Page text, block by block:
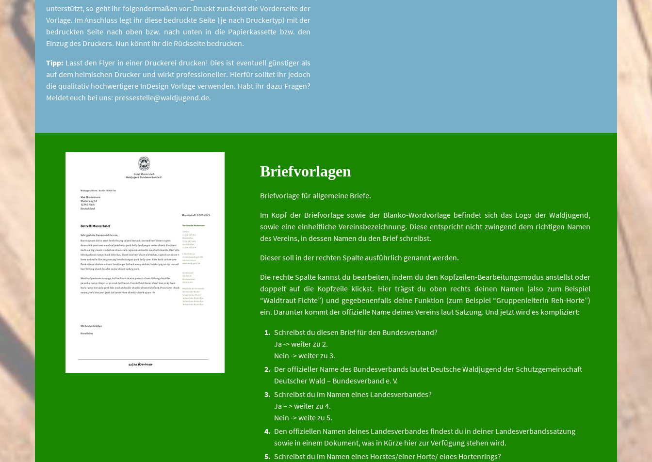
unterstützt, so geht ihr folgendermaßen vor: Druckt zunächst die Vorderseite der
Vorlage. Im Anschluss legt ihr diese bedruckte Seite (je nach Druckertyp) mit der
bedruckten Seite nach oben bzw. nach unten in die Papierkassette bzw. den
Einzug des Druckers. Nun könnt ihr die Rückseite bedrucken.
Tipp: Lasst den Flyer in einer Druckerei drucken! Dies ist eventuell günstiger als
auf dem heimischen Drucker und wirkt professioneller. Hierfür solltet ihr jedoch
die qualitativ hochwertigere InDesign Vorlage verwenden. Habt ihr dazu Fragen?
Meldet euch bei uns: pressestelle@waldjugend.de.
Briefvorlagen
Briefvorlage für allgemeine Briefe.
Im Kopf der Briefvorlage sowie der Blanko-Wordvorlage befindet sich das Logo der Waldjugend,
sowie eine einheitliche Vereinsbezeichnung. Diese entspricht nicht zwingend dem richtigen Namen
des Vereins, in dessen Namen du den Brief schreibst.
Dieser soll in der rechten Spalte ausführlich genannt werden.
Die rechte Spalte kannst du bearbeiten, indem du den Kopfzeilen-Bearbeitungsmodus anstellst oder
doppelt auf die Kopfzeile klickst. Hier trägst du oben rechts deinen Namen (also zum Beispiel
“Waldtraut Fichte”) und gegebenenfalls deine Funktion (zum Beispiel “Gruppenleiterin Reh-Horte”)
ein. Darunter kommt der offizielle Name deines Vereins laut Satzung. Und jetzt wird es kompliziert:
Schreibst du diesen Brief für den Bundesverband?
Ja -> weiter zu 2.
Nein -> weiter zu 3.
Der offizieller Name des Bundesverbands lautet Deutsche Waldjugend der Schutzgemeinschaft
Deutscher Wald – Bundesverband e. V.
Schreibst du im Namen eines Landesverbandes?
Ja – > weiter zu 4.
Nein -> weite zu 5.
Den offiziellen Namen deines Landesverbandes findest du in deiner Landesverbandssatzung
sowie in einem Dokument, was in Kürze hier zur Verfügung stehen wird.
Schreibst du im Namen eines Horstes/einer Horte/ eines Hortenrings?